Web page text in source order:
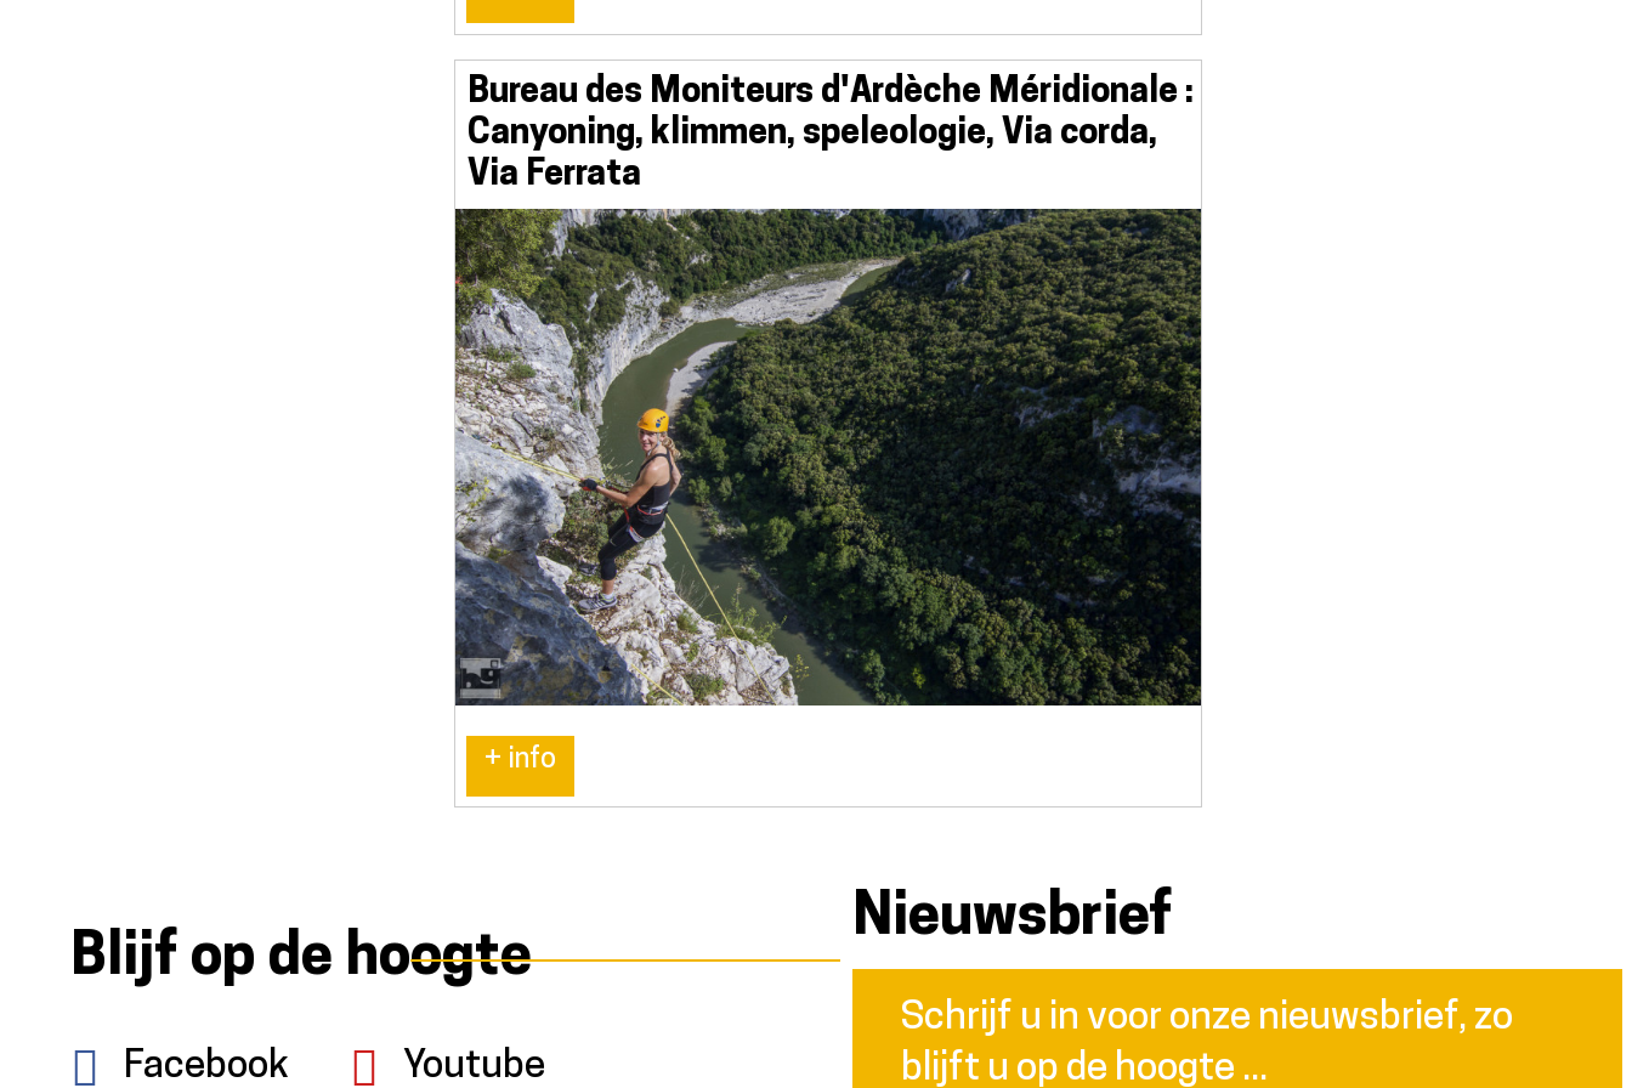
Bureau des Moniteurs d'Ardèche Méridionale :
Canyoning, klimmen, speleologie, Via corda,
Via Ferrata
+ info
Blijf op de hoogte
Facebook Youtube
Nieuwsbrief
Schrijf u in voor onze nieuwsbrief, zo
blijft u op de hoogte ...